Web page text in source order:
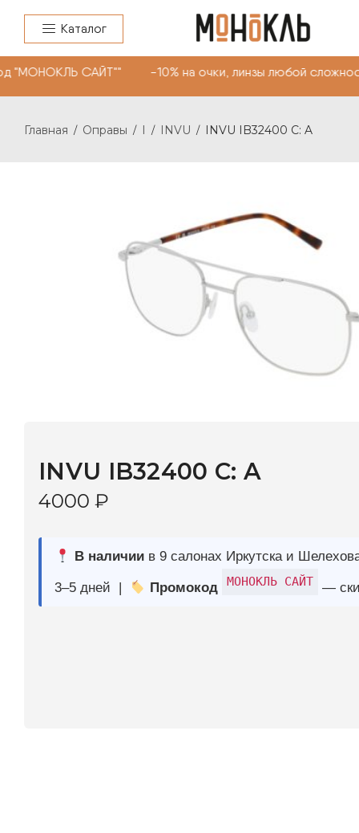
Каталог
САЙТ"" -10% на очки, линзы любой
Главная / Оправы / I / INVU / INVU IB32400 C: A
В наличиив 9 салонах Иркутска и Шелехова |